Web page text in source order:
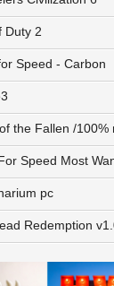
Duty 2
Speed - Carbon
pc